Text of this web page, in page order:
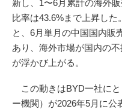
新し、1〜6月累計の海外
比率は43.6%まで上昇し
と、6月単月の中国国内販
あり、海外市場が国内の
が浮かび上がる。
この動きはBYD一社に
ー機関）が2026年5月に公